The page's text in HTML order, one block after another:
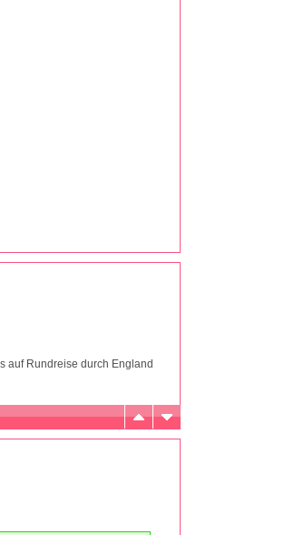
auf Rundreise durch England